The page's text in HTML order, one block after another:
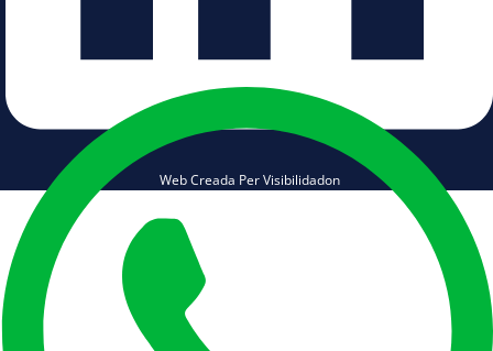
Web Creada Per Visibilidadon